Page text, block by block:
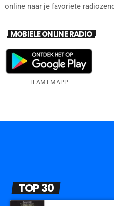
online naar je favoriete
MOBIELE ONLINE RADIO
TEAM FM APP
TOP 30